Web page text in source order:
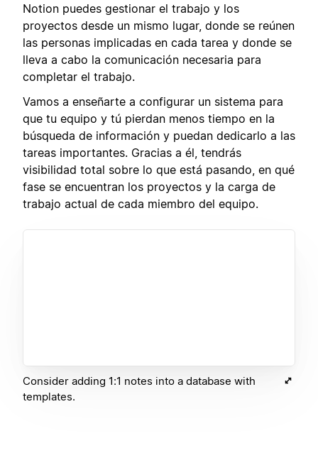
Notion puedes gestionar el trabajo y los
proyectos desde un mismo lugar, donde se reúnen
las personas implicadas en cada tarea y donde se
lleva a cabo la comunicación necesaria para
completar el trabajo.
Vamos a enseñarte a configurar un sistema para
que tu equipo y tú pierdan menos tiempo en la
búsqueda de información y puedan dedicarlo a las
tareas importantes. Gracias a él, tendrás
visibilidad total sobre lo que está pasando, en qué
fase se encuentran los proyectos y la carga de
trabajo actual de cada miembro del equipo.
Consider adding 1:1 notes into a database with
templates.